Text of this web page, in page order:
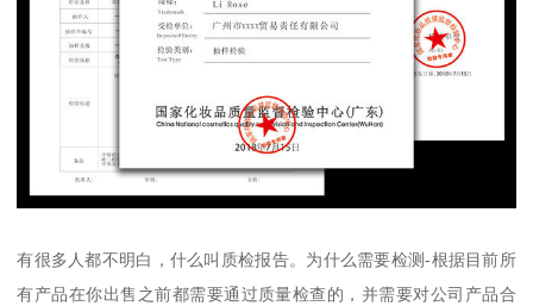
有很多人都不明白，什么叫质检报告。为什么需要检测-根据目前所
有产品在你出售之前都需要通过质量检查的，并需要对公司产品合